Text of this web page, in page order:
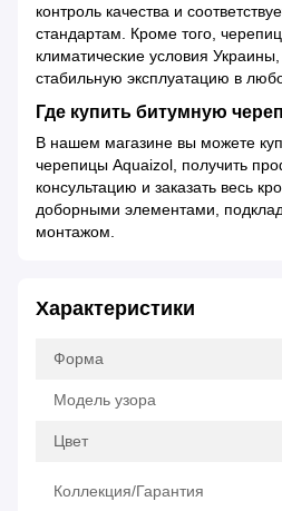
контроль качества и
стандартам. Кроме того,
климатические условия
стабильную эксплуатацию в
Где купить битумную
В нашем магазине вы можете
черепицы Aquaizol, получить
консультацию и заказать весь
доборными элементами,
монтажом.
Характеристики
Форма
Модель узора
Цвет
Коллекция/Гарантия